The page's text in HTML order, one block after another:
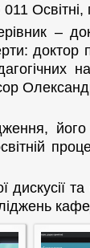
Освітні,
‒
доктор
дискусії